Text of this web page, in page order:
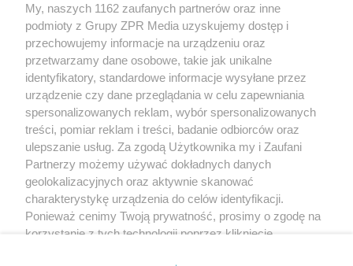
Żaden utwór zamieszczony w serwisie nie może być powielany i
rozpowszechniany lub dalej rozpowszechniany w jakikolwiek sposób (w
tym także elektroniczny lub mechaniczny) na jakimkolwiek polu
eksploatacji w jakiejkolwiek formie, włącznie z umieszczaniem w Internecie
bez pisemnej zgody właściciela praw. Jakiekolwiek użycie lub
wykorzystanie utworów w całości lub w części z naruszeniem prawa, tzn.
bez właściwej zgody, jest zabronione pod groźbą kary i może być ścigane
prawnie.
O nas
My, naszych 1162 zaufanych partnerów oraz inne
podmioty z Grupy ZPR Media uzyskujemy dostęp i
przechowujemy informacje na urządzeniu oraz
przetwarzamy dane osobowe, takie jak unikalne
identyfikatory, standardowe informacje wysyłane przez
urządzenie czy dane przeglądania w celu zapewniania
spersonalizowanych reklam, wybór spersonalizowanych
treści, pomiar reklam i treści, badanie odbiorców oraz
ulepszanie usług. Za zgodą Użytkownika my i Zaufani
Partnerzy możemy używać dokładnych danych
geolokalizacyjnych oraz aktywnie skanować
charakterystykę urządzenia do celów identyfikacji.
Ponieważ cenimy Twoją prywatność, prosimy o zgodę na
korzystanie z tych technologii poprzez kliknięcie